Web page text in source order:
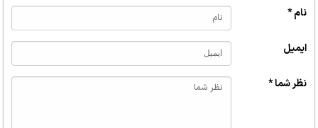
نام *
ایمیل
نظر شما *